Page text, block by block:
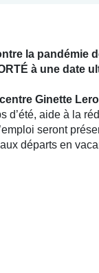
la pandémie
à une date
Ginette
d’été, aide à la
seront
départs en